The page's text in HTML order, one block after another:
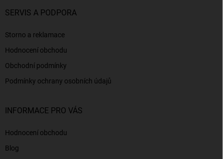
SERVIS A PODPORA
Storno a reklamace
Hodnocení obchodu
Obchodní podmínky
Podmínky ochrany osobních údajů
INFORMACE PRO VÁS
Hodnocení obchodu
Blog